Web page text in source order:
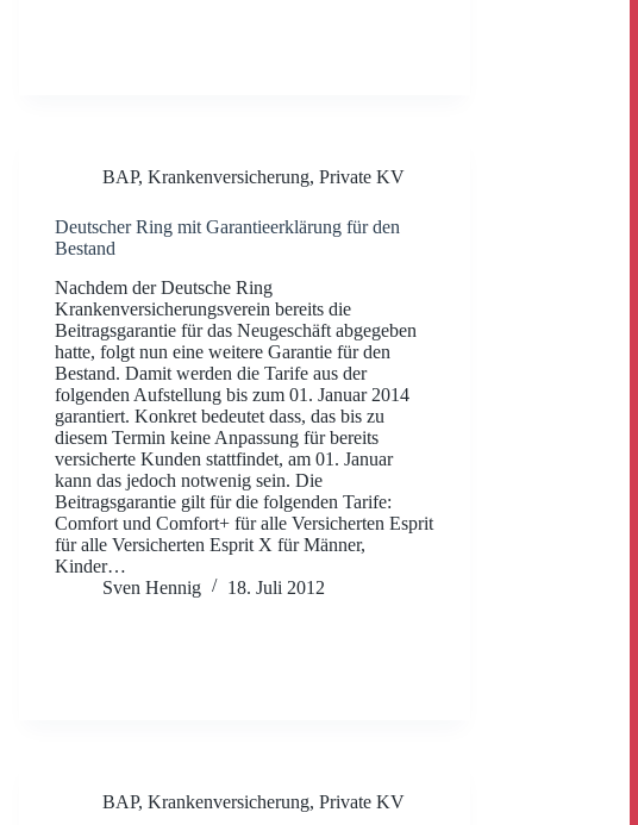
BAP,Krankenversicherung,Private KV
Deutscher Ring mit Garantieerklärung für den
Bestand
Nachdem der Deutsche Ring
Krankenversicherungsverein bereits die
Beitragsgarantie für das Neugeschäft abgegeben
hatte, folgt nun eine weitere Garantie für den
Bestand. Damit werden die Tarife aus der
folgenden Aufstellung bis zum 01. Januar 2014
garantiert. Konkret bedeutet dass, das bis zu
diesem Termin keine Anpassung für bereits
versicherte Kunden stattfindet, am 01. Januar
kann das jedoch notwenig sein. Die
Beitragsgarantie gilt für die folgenden Tarife:
Comfort und Comfort+ für alle Versicherten Esprit
für alle Versicherten Esprit X für Männer,
Kinder…
Sven Hennig
18. Juli 2012
BAP,Krankenversicherung,Private KV